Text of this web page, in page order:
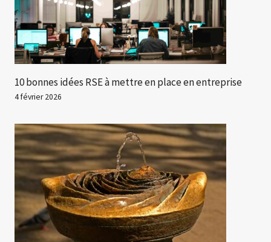
10 bonnes idées RSE à mettre en place en entreprise
4 février 2026